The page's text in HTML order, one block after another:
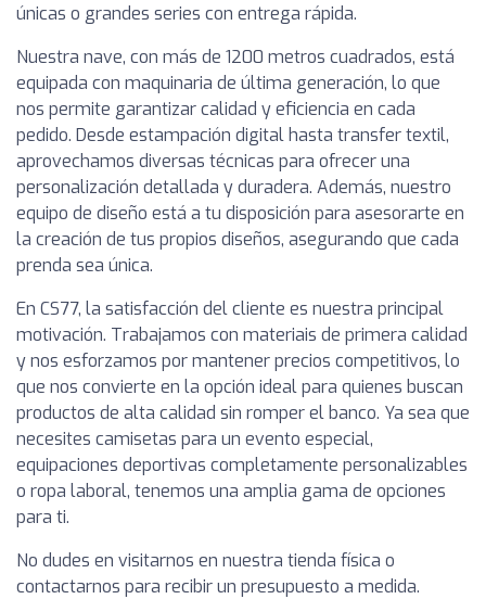
únicas o grandes series con entrega rápida.
Nuestra nave, con más de 1200 metros cuadrados, está
equipada con maquinaria de última generación, lo que
nos permite garantizar calidad y eficiencia en cada
pedido. Desde estampación digital hasta transfer textil,
aprovechamos diversas técnicas para ofrecer una
personalización detallada y duradera. Además, nuestro
equipo de diseño está a tu disposición para asesorarte en
la creación de tus propios diseños, asegurando que cada
prenda sea única.
En CS77, la satisfacción del cliente es nuestra principal
motivación. Trabajamos con materiais de primera calidad
y nos esforzamos por mantener precios competitivos, lo
que nos convierte en la opción ideal para quienes buscan
productos de alta calidad sin romper el banco. Ya sea que
necesites camisetas para un evento especial,
equipaciones deportivas completamente personalizables
o ropa laboral, tenemos una amplia gama de opciones
para ti.
No dudes en visitarnos en nuestra tienda física o
contactarnos para recibir un presupuesto a medida.